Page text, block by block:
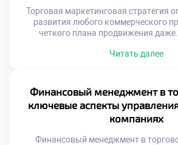
Торговая маркетинговая стратегия
развития любого коммерческого
четкого плана продвижения
через системную работу с
необходимо каждому специалисту в
Современный рынок перенасыщен
информационным шумом.
просто продукт, […]
Читать далее
Финансовый менеджмент в
ключевые аспекты
компаниях
Финансовый менеджмент в